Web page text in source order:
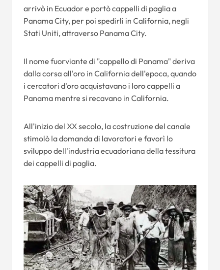
arrivò in Ecuador e portò cappelli di paglia a
Panama City, per poi spedirli in California, negli
Stati Uniti, attraverso Panama City.
Il nome fuorviante di "cappello di Panama" deriva
dalla corsa all'oro in California dell'epoca, quando
i cercatori d'oro acquistavano i loro cappelli a
Panama mentre si recavano in California.
All'inizio del XX secolo, la costruzione del canale
stimolò la domanda di lavoratori e favorì lo
sviluppo dell'industria ecuadoriana della tessitura
dei cappelli di paglia.